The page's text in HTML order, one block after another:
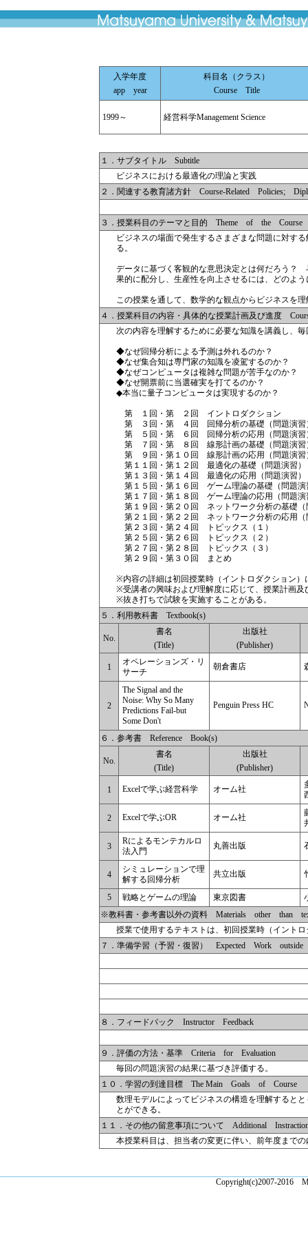
入学年度
app year
科目名（クラス）
Course Title
1999～ 経営科学Management Science
１．サブタイトル Subtitle
ビジネスにおける最適化の理論と実践
２．関連する教育諸方針 Course-Related Policies;
３．授業科目のテーマと目的 Theme of the Course
ビジネスの場面で発生するさまざまな問題に対す
る。
データに基づく客観的な意思決定とは何だろう？
果的に配分し、生産性を向上させるには、どのよ
この授業を通して、数学的な観点からビジネスを
４．授業科目の内容・具体的な授業計画及び進度
次の内容を理解するために必要な知識を講義し、
◆なぜ回帰分析による予測は外れるのか？
◆なぜ集合知は専門家の知識を凌駕するのか？
◆なぜコンピュータは複雑な問題が苦手なのか？
◆なぜ開票前に当選確実を打てるのか？
◆本当に量子コンピュータは実現するのか？
第 １回・第 ２回 イントロダクション
第 ３回・第 ４回 回帰分析の基礎（問題演習
第 ５回・第 ６回 回帰分析の応用（問題演習
第 ７回・第 ８回 線形計画の基礎（問題演習
第 ９回・第１０回 線形計画の応用（問題演習
第１１回・第１２回 最適化の基礎（問題演習）
第１３回・第１４回 最適化の応用（問題演習）
第１５回・第１６回 ゲーム理論の基礎（問題演
第１７回・第１８回 ゲーム理論の応用（問題演
第１９回・第２０回 ネットワーク分析の基礎（
第２１回・第２２回 ネットワーク分析の応用（
第２３回・第２４回 トピックス（１）
第２５回・第２６回 トピックス（２）
第２７回・第２８回 トピックス（３）
第２９回・第３０回 まとめ
※内容の詳細は初回授業時（イントロダクション）
※受講者の興味および理解度に応じて、授業計画
※抜き打ちで試験を実施することがある。
５．利用教科書 Textbook(s)
No.
書名
(Title)
出版社
(Publisher)
1
オペレーションズ・リ
サーチ
朝倉書店
2
The Signal and the
Noise: Why So Many
Predictions Fail-but
Some Don't
Penguin Press HC
６．参考書 Reference Book(s)
No.
書名
(Title)
出版社
(Publisher)
1 Excelで学ぶ経営科学 オーム社
2 Excelで学ぶOR オーム社
3
Rによるモンテカルロ
法入門
丸善出版
4
シミュレーションで理
解する回帰分析
共立出版
5 戦略とゲームの理論 東京図書
※教科書・参考書以外の資料 Materials other than
授業で使用するテキストは、初回授業時（イント
７．準備学習（予習・復習） Expected Work
８．フィードバック Instructor Feedback
９．評価の方法・基準 Criteria for Evaluation
毎回の問題演習の結果に基づき評価する。
１０．学習の到達目標 The Main Goals of Course
数理モデルによってビジネスの構造を理解すると
とができる。
１１．その他の留意事項について Additional
本授業科目は、担当者の変更に伴い、前年度まで
Copyright(c)2007-2016